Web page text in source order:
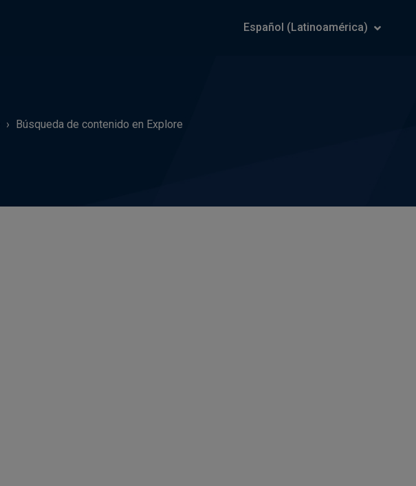
Español (Latinoamérica)
Búsqueda de contenido en Explore